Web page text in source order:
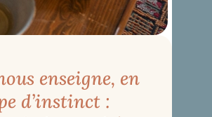
enseigne, en
d’instinct :